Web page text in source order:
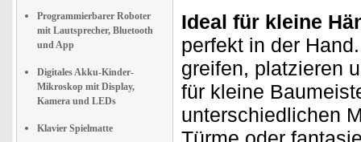
Programmierbarer Roboter
mit Lautsprecher, Bluetooth
und App
Digitales Akku-Kinder-
Mikroskop mit Display,
Kamera und LEDs
Klavier Spielmatte
Ideal für kleine
perfekt in der
greifen, platzieren
für kleine
unterschiedlichen